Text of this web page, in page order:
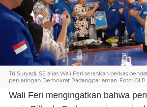
Tri Suryadi, SE alias Wali Feri serahkan berkas
penjaringan Demokrat Padangpariaman. Foto: OLP
Wali Feri mengingatkan bahwa